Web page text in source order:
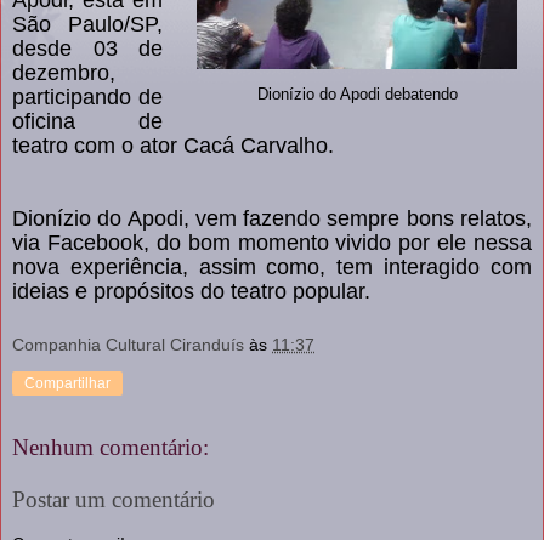
Dionízio do Apodi debatendo
São Paulo/SP,
desde 03 de
dezembro,
participando de
oficina de
teatro com o ator Cacá Carvalho.
Dionízio do Apodi, vem fazendo sempre bons relatos,
via Facebook, do bom momento vivido por ele nessa
nova experiência, assim como, tem interagido com
ideias e propósitos do teatro popular.
Companhia Cultural Ciranduís às 11:37
Compartilhar
Nenhum comentário:
Postar um comentário